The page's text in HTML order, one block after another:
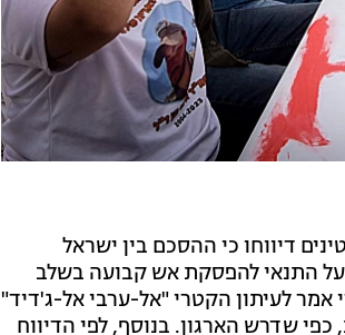
דיווחו כי ההסכם בין ישראל
על התנאי להפסקת אש קבועה בשלב
לעיתון הקטרי "אל-ערבי אל-ג'דיד"
שדרש הארגון. בנוסף, לפי הדיווח